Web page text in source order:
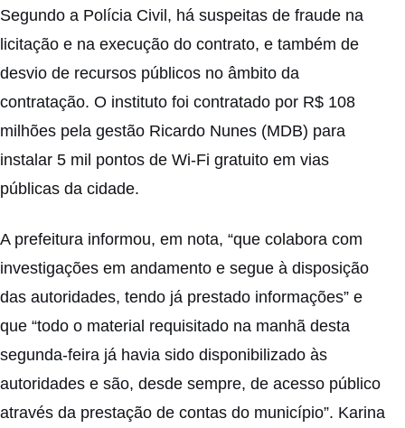
Segundo a Polícia Civil, há suspeitas de fraude na
licitação e na execução do contrato, e também de
desvio de recursos públicos no âmbito da
contratação. O instituto foi contratado por R$ 108
milhões pela gestão Ricardo Nunes (MDB) para
instalar 5 mil pontos de Wi-Fi gratuito em vias
públicas da cidade.
A prefeitura informou, em nota, “que colabora com
investigações em andamento e segue à disposição
das autoridades, tendo já prestado informações” e
que “todo o material requisitado na manhã desta
segunda-feira já havia sido disponibilizado às
autoridades e são, desde sempre, de acesso público
através da prestação de contas do município”. Karina